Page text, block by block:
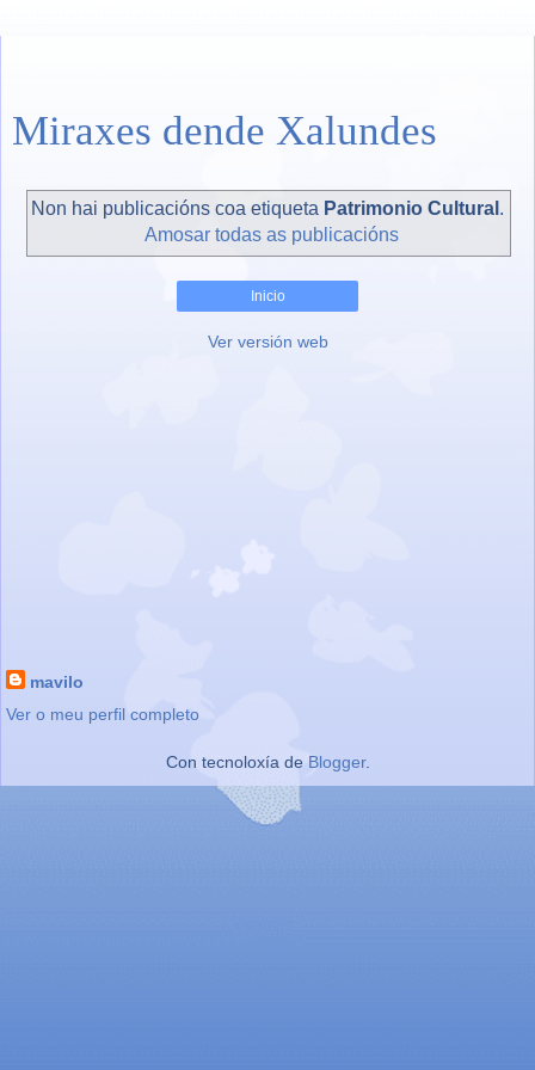
Miraxes dende Xalundes
Non hai publicacións coa etiqueta Patrimonio Cultural .
Amosar todas as publicacións
Inicio
Ver versión web
mavilo
Ver o meu perfil completo
Con tecnoloxía de Blogger.